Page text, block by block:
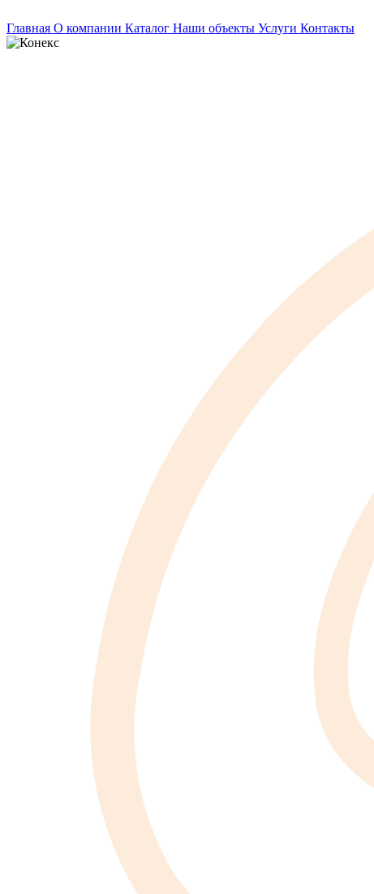
Главная О компании Каталог Наши объекты Услуги Контакты